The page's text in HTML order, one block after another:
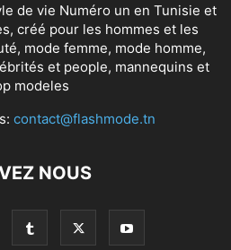
de vie Numéro un en Tunisie et
créé pour les hommes et les
mode femme, mode homme,
et people, mannequins et
modeles
contact@flashmode.tn
NOUS